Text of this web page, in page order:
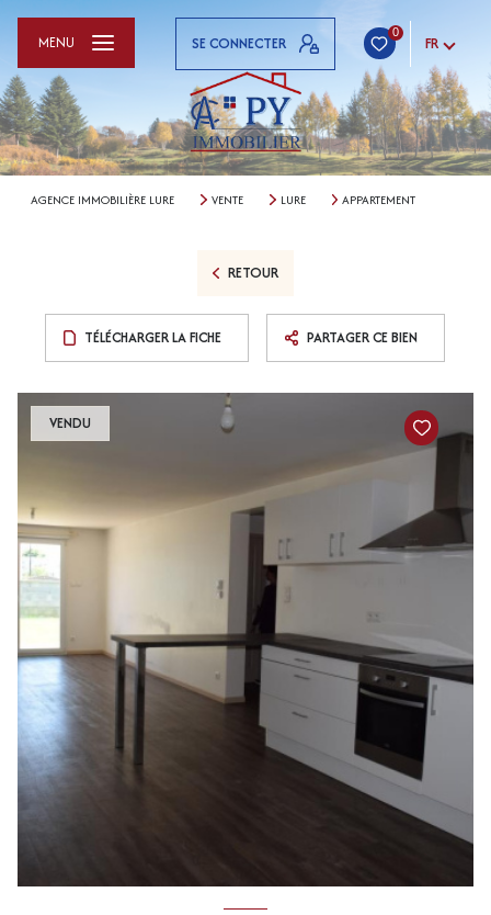
SE CONNECTER
0
FR
MENU
AGENCE IMMOBILIÈRE LURE VENTE LURE APPARTEMENT
RETOUR
TÉLÉCHARGER LA FICHE PARTAGER CE BIEN
VENDU